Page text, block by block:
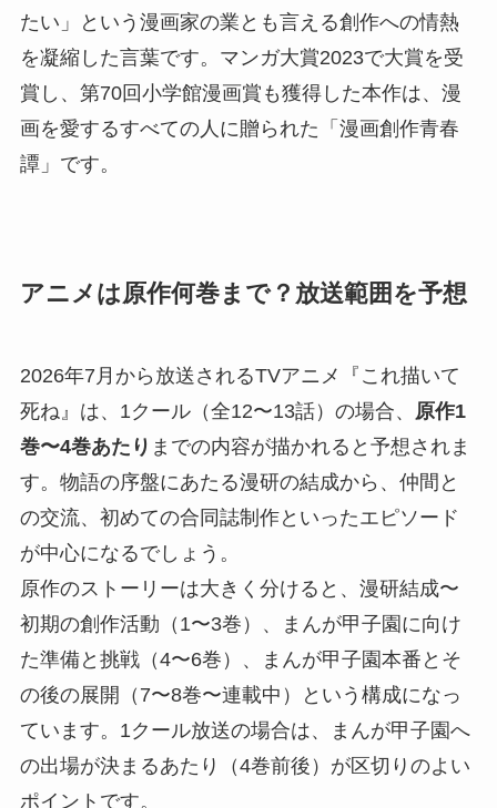
たい」という漫画家の業とも言える創作への情熱
を凝縮した言葉です。マンガ大賞2023で大賞を受
賞し、第70回小学館漫画賞も獲得した本作は、漫
画を愛するすべての人に贈られた「漫画創作青春
譚」です。
アニメは原作何巻まで？放送範囲を予想
2026年7月から放送されるTVアニメ『これ描いて
死ね』は、1クール（全12〜13話）の場合、 原作1
巻〜4巻あたり までの内容が描かれると予想されま
す。物語の序盤にあたる漫研の結成から、仲間と
の交流、初めての合同誌制作といったエピソード
が中心になるでしょう。
原作のストーリーは大きく分けると、漫研結成〜
初期の創作活動（1〜3巻）、まんが甲子園に向け
た準備と挑戦（4〜6巻）、まんが甲子園本番とそ
の後の展開（7〜8巻〜連載中）という構成になっ
ています。1クール放送の場合は、まんが甲子園へ
の出場が決まるあたり（4巻前後）が区切りのよい
ポイントです。